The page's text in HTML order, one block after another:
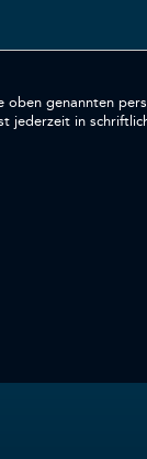
oben genannten